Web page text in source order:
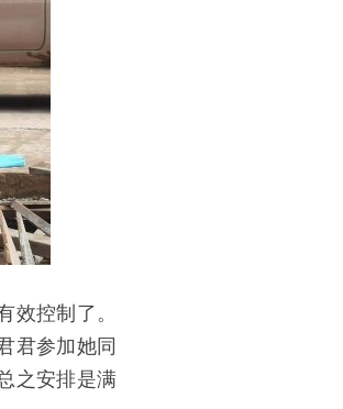
效控制了。
君参加她同
之安排是满